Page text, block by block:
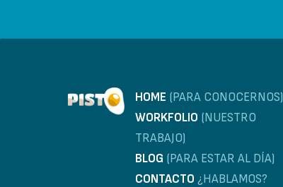
HOME (PARA CONOCERNOS)
WORKFOLIO (NUESTRO
TRABAJO)
BLOG (PARA ESTAR AL DÍA)
CONTACTO ¿HABLAMOS?